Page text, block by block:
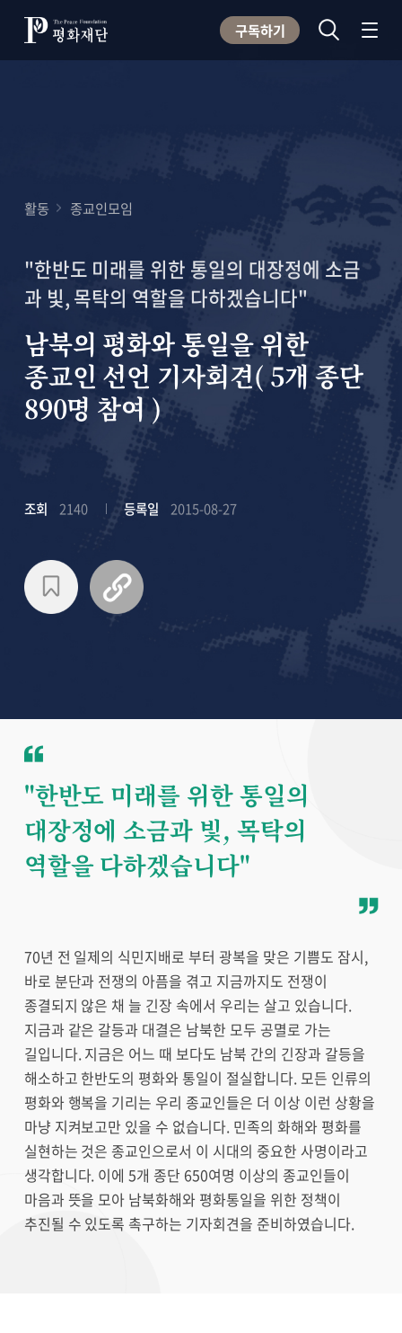
구독하기
활동 종교인모임
"한반도 미래를 위한 통일의 대장정에 소금
과 빛, 목탁의 역할을 다하겠습니다"
남북의 평화와 통일을 위한
종교인 선언 기자회견( 5개 종단
890명 참여 )
조회 2140 등록일 2015-08-27
"한반도 미래를 위한 통일의
대장정에 소금과 빛, 목탁의
역할을 다하겠습니다"
70년 전 일제의 식민지배로 부터 광복을 맞은 기쁨도 잠시,
바로 분단과 전쟁의 아픔을 겪고 지금까지도 전쟁이
종결되지 않은 채 늘 긴장 속에서 우리는 살고 있습니다.
지금과 같은 갈등과 대결은 남북한 모두 공멸로 가는
길입니다. 지금은 어느 때 보다도 남북 간의 긴장과 갈등을
해소하고 한반도의 평화와 통일이 절실합니다. 모든 인류의
평화와 행복을 기리는 우리 종교인들은 더 이상 이런 상황을
마냥 지켜보고만 있을 수 없습니다. 민족의 화해와 평화를
실현하는 것은 종교인으로서 이 시대의 중요한 사명이라고
생각합니다. 이에 5개 종단 650여명 이상의 종교인들이
마음과 뜻을 모아 남북화해와 평화통일을 위한 정책이
추진될 수 있도록 촉구하는 기자회견을 준비하였습니다.